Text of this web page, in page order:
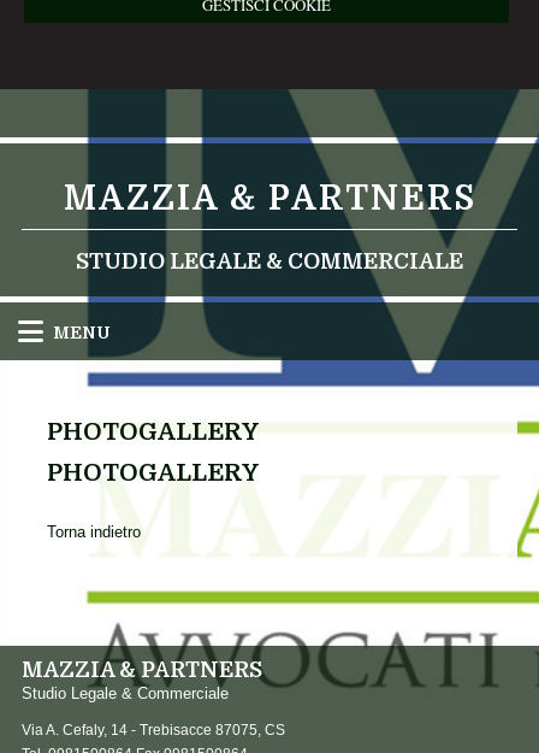
GESTISCI COOKIE
MAZZIA & PARTNERS
STUDIO LEGALE & COMMERCIALE
MENU
PHOTOGALLERY
PHOTOGALLERY
Torna indietro
MAZZIA & PARTNERS
Studio Legale & Commerciale
Via A. Cefaly, 14 - Trebisacce 87075, CS